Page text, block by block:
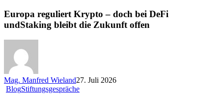
Europa reguliert Krypto – doch bei DeFi
undStaking bleibt die Zukunft offen
Mag. Manfred Wieland27. Juli 2026
BlogStiftungsgesprächeEin